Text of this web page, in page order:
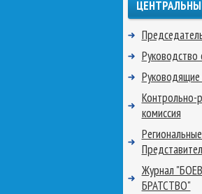
Руководство
Контрольно-
комиссия
Журнал
БРАТСТВО"